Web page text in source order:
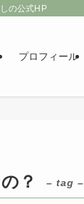
の公式HP
プロフィール
？ – tag –